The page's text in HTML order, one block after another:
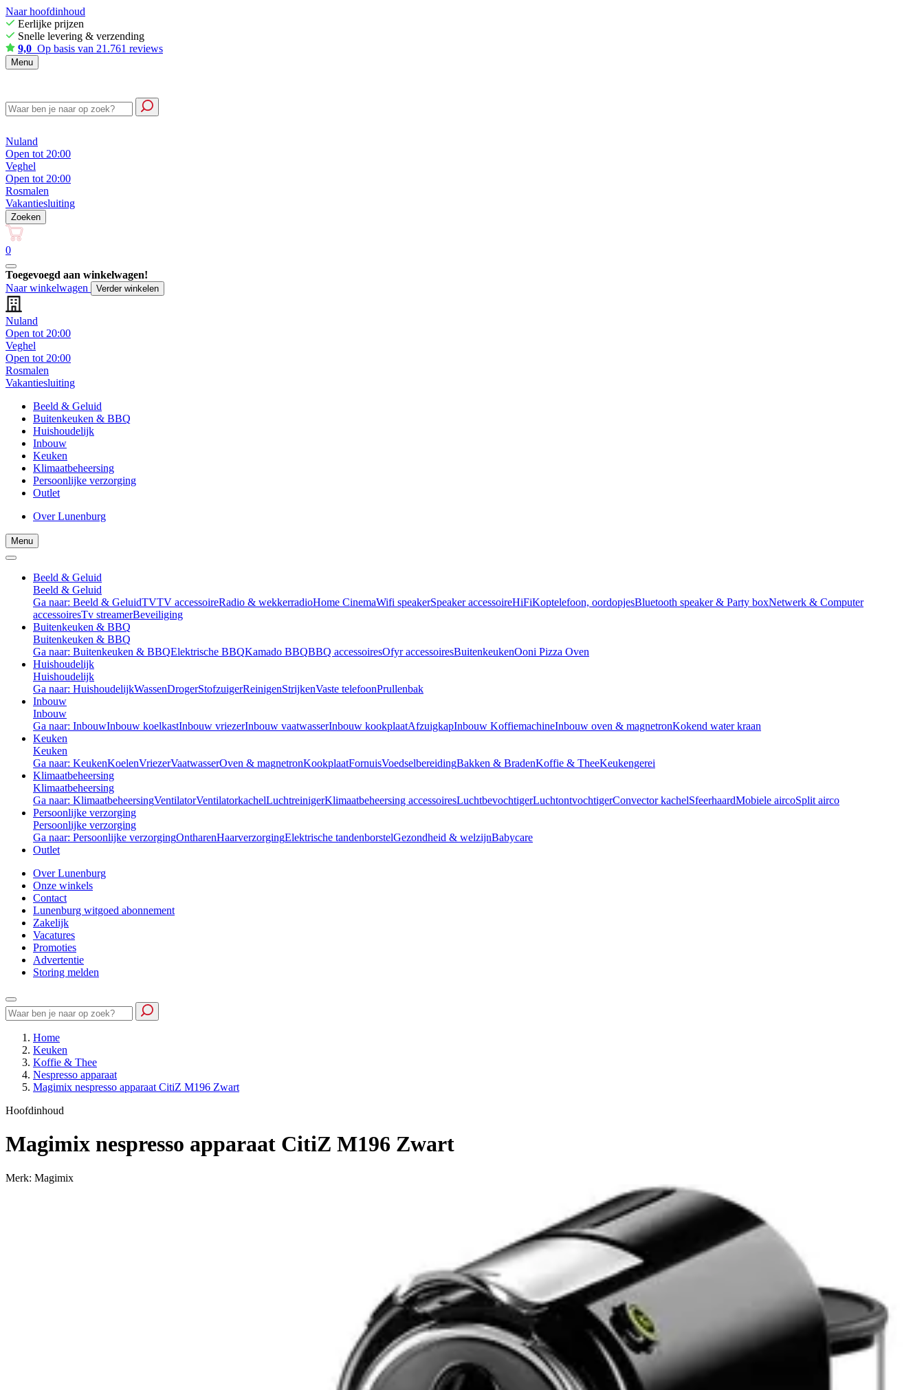
Naar hoofdinhoud
Eerlijke prijzen
Snelle levering & verzending
9,0 Op basis van 21.761 reviews
Menu
Nuland
Open tot 20:00
Veghel
Open tot 20:00
Rosmalen
Vakantiesluiting
Zoeken
0
Toegevoegd aan winkelwagen!
Naar winkelwagen
Verder winkelen
Nuland
Open tot 20:00
Veghel
Open tot 20:00
Rosmalen
Vakantiesluiting
Beeld & Geluid
Buitenkeuken & BBQ
Huishoudelijk
Inbouw
Keuken
Klimaatbeheersing
Persoonlijke verzorging
Outlet
Over Lunenburg
Menu
Beeld & Geluid
Beeld & Geluid
Ga naar: Beeld & GeluidTVTV accessoireRadio & wekkerradioHome CinemaWifi speakerSpeaker accessoireHiFiKoptelefoon, oordopjesBluetooth speaker & Party boxNetwerk & Computer
accessoiresTv streamerBeveiliging
Buitenkeuken & BBQ
Buitenkeuken & BBQ
Ga naar: Buitenkeuken & BBQElektrische BBQKamado BBQBBQ accessoiresOfyr accessoiresBuitenkeukenOoni Pizza Oven
Huishoudelijk
Huishoudelijk
Ga naar: HuishoudelijkWassenDrogerStofzuigerReinigenStrijkenVaste telefoonPrullenbak
Inbouw
Inbouw
Ga naar: InbouwInbouw koelkastInbouw vriezerInbouw vaatwasserInbouw kookplaatAfzuigkapInbouw KoffiemachineInbouw oven & magnetronKokend water kraan
Keuken
Keuken
Ga naar: KeukenKoelenVriezerVaatwasserOven & magnetronKookplaatFornuisVoedselbereidingBakken & BradenKoffie & TheeKeukengerei
Klimaatbeheersing
Klimaatbeheersing
Ga naar: KlimaatbeheersingVentilatorVentilatorkachelLuchtreinigerKlimaatbeheersing accessoiresLuchtbevochtigerLuchtontvochtigerConvector kachelSfeerhaardMobiele aircoSplit airco
Persoonlijke verzorging
Persoonlijke verzorging
Ga naar: Persoonlijke verzorgingOntharenHaarverzorgingElektrische tandenborstelGezondheid & welzijnBabycare
Outlet
Over Lunenburg
Onze winkels
Contact
Lunenburg witgoed abonnement
Zakelijk
Vacatures
Promoties
Advertentie
Storing melden
Home
Keuken
Koffie & Thee
Nespresso apparaat
Magimix nespresso apparaat CitiZ M196 Zwart
Hoofdinhoud
Magimix nespresso apparaat CitiZ M196 Zwart
Merk: Magimix